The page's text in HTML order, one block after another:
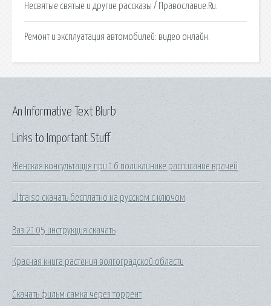
Несвятые святые и другие рассказы / Православие.Ru.
Ремонт и эксплуатация автомобилей: видео онлайн.
Links to Important Stuff
Женская консультация при 16 поликлинике расписание врачей
Ultraiso скачать бесплатно на русском с ключом
Ваз 2105 инструкция скачать
Красная книга растения волгоградской области
Скачать фильм самка через торрент
An Informative Text Blurb